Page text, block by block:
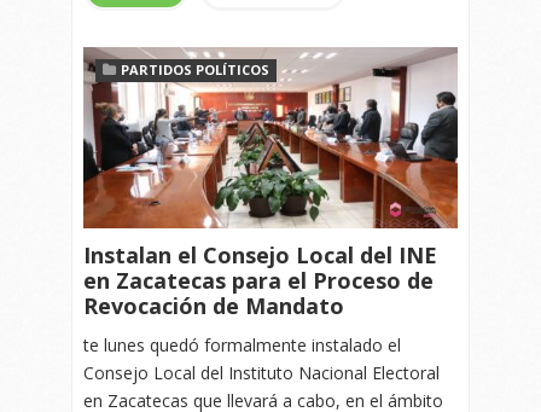
PARTIDOS POLÍTICOS
Instalan el Consejo Local del INE
en Zacatecas para el Proceso de
Revocación de Mandato
te lunes quedó formalmente instalado el
Consejo Local del Instituto Nacional Electoral
en Zacatecas que llevará a cabo, en el ámbito